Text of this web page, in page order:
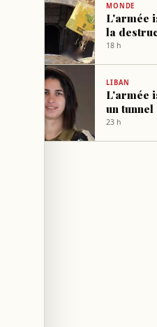
MONDE
L'armée
la
de
18 h
LIBAN
L'armée
un
du Liban
23 h